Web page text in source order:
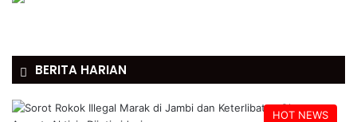
BERITA HARIAN
HOT NEWS